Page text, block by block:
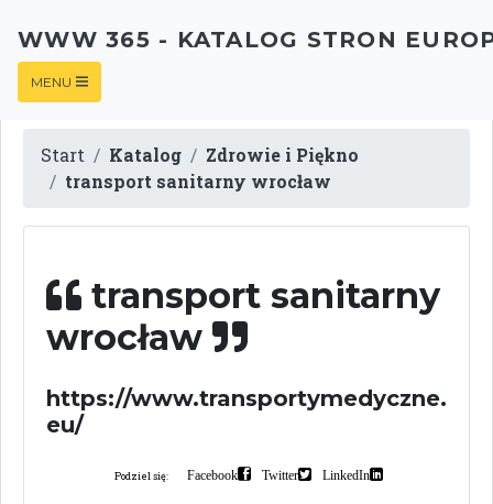
WWW 365 - KATALOG STRON
MENU
Start Katalog
Zdrowie i Piękno
transport sanitarny wrocław
transport sanitarny
wrocław
https://www.transportymedyczne.
eu/
Podziel się: Facebook Twitter LinkedIn